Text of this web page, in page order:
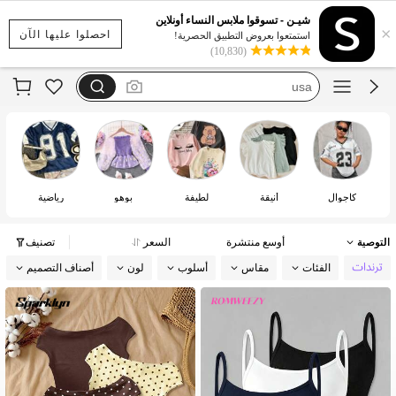
احصلوا عليها الآن ×
شيـن - تسوقوا ملابس النساء أونلاين
استمتعوا بعروض التطبيق الحصرية!
(10,830)
girlism
dazy
usa
kuromi
كاجوال أنيقة لطيفة بوهو رياضية
التوصية أوسع منتشرة السعر تصنيف
الفئات مقاس أسلوب لون أصناف التصميم